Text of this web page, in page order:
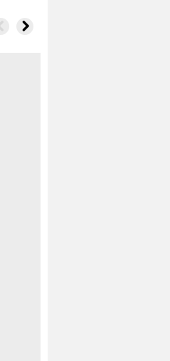
Secrets de tournage